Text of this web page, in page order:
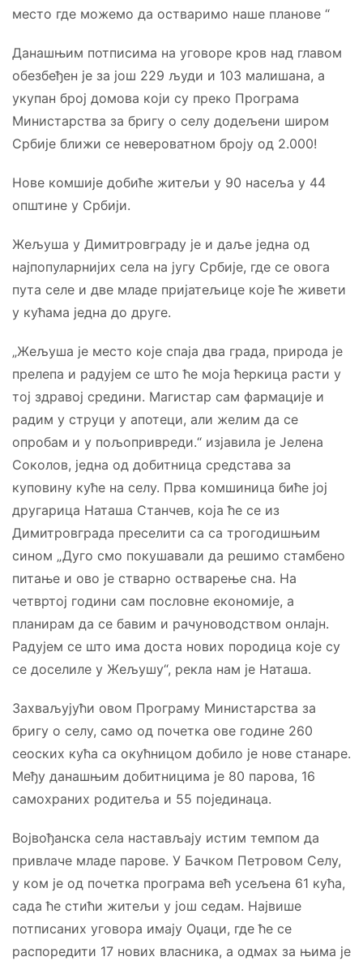
место где можемо да остваримо наше планове “
Данашњим потписима на уговоре кров над главом
обезбеђен је за још 229 људи и 103 малишана, а
укупан број домова који су преко Програма
Министарства за бригу о селу додељени широм
Србије ближи се невероватном броју од 2.000!
Новe комшије добиће житељи у 90 насеља у 44
општине у Србији.
Жељуша у Димитровграду је и даље једна од
најпопуларнијих села на југу Србије, где се овога
пута селе и две младе пријатељице које ће живети
у кућама једна до друге.
„Жељуша је место које спаја два града, природа је
прелепа и радујем се што ће моја ћеркица расти у
тој здравој средини. Магистар сам фармације и
радим у струци у апотеци, али желим да се
опробам и у пољопривреди.“ изјавила је Јелена
Соколов, једна од добитница средстава за
куповину куће на селу. Прва комшиница биће јој
другарица Наташа Станчев, која ће се из
Димитровграда преселити са са трогодишњим
сином „Дуго смо покушавали да решимо стамбено
питање и ово је стварно остварење сна. На
четвртој години сам пословне економије, а
планирам да се бавим и рачуноводством онлајн.
Радујем се што има доста нових породица које су
се доселиле у Жељушу“, рекла нам је Наташа.
Захваљујући овом Програму Министарства за
бригу о селу, само од почетка ове године 260
сеоских кућа са окућницом добило је нове станаре.
Међу данашњим добитницима је 80 парова, 16
самохраних родитеља и 55 појединаца.
Војвођанска села настављају истим темпом да
привлаче младе парове. У Бачком Петровом Селу,
у ком је од почетка програма већ усељена 61 кућа,
сада ће стићи житељи у још седам. Највише
потписаних уговора имају Оџаци, где ће се
распоредити 17 нових власника, а одмах за њима је